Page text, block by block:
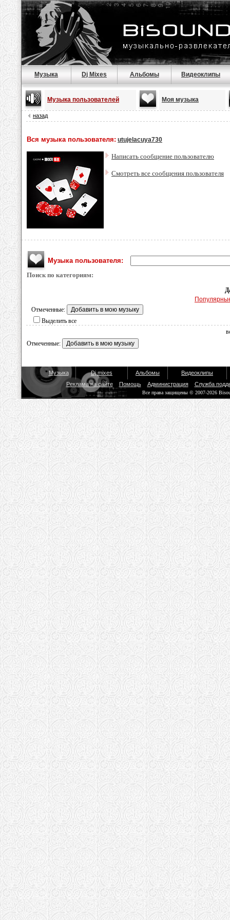
Музыка Dj Mixes Альбомы Видеоклипы
Музыка пользователей Моя музыка
назад
Вся музыка пользователя: utujelacuya730
Написать сообщение пользователю
Смотреть все сообщения пользователя
Музыка пользователя:
Поиск по категориям:
Отмеченные:
Выделить все
Отмеченные:
Музыка Dj mixes Альбомы
Видеоклипы
Реклама на сайте
Помощь Администрация Служба
Все права защищены © 2007-2026